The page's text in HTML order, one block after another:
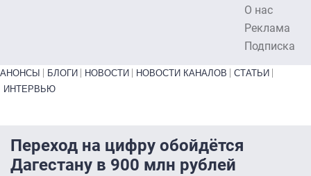
О нас
Реклама
Подписка
Primary links bottom
АНОНСЫ БЛОГИ НОВОСТИ НОВОСТИ КАНАЛОВ
СТАТЬИ
ИНТЕРВЬЮ
Переход на цифру обойдётся
Дагестану в 900 млн рублей